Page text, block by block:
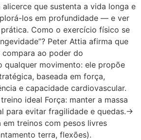
alicerce que sustenta a vida longa e
los em profundidade — e ver
Como o exercício físico se
Peter Attia afirma que
compara ao poder do
qualquer movimento: ele propõe
baseada em força,
e capacidade cardiovascular.
ideal Força: manter a massa
para evitar fragilidade e quedas.→
em treinos com pesos livres
terra, flexões).